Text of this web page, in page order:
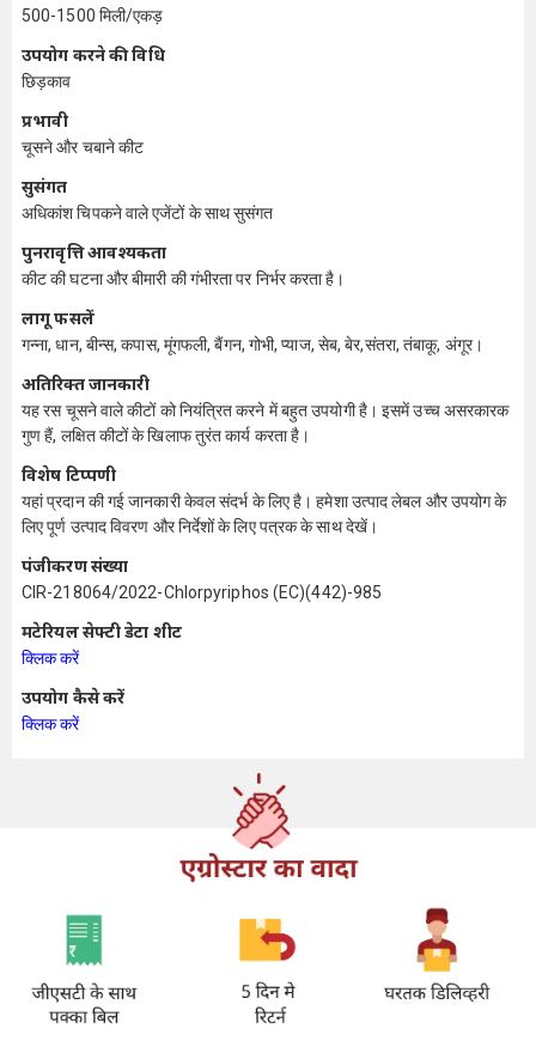
500-1500 मिली/एकड़
उपयोग करने की विधि
छिड़काव
प्रभावी
चूसने और चबाने कीट
सुसंगत
अधिकांश चिपकने वाले एजेंटों के साथ सुसंगत
पुनरावृत्ति आवश्यकता
कीट की घटना और बीमारी की गंभीरता पर निर्भर करता है।
लागू फसलें
गन्ना, धान, बीन्स, कपास, मूंगफली, बैंगन, गोभी, प्याज, सेब, बेर,संतरा, तंबाकू, अंगूर।
अतिरिक्त जानकारी
यह रस चूसने वाले कीटों को नियंत्रित करने में बहुत उपयोगी है। इसमें उच्च असरकारक
गुण हैं, लक्षित कीटों के खिलाफ तुरंत कार्य करता है।
विशेष टिप्पणी
यहां प्रदान की गई जानकारी केवल संदर्भ के लिए है। हमेशा उत्पाद लेबल और उपयोग के
लिए पूर्ण उत्पाद विवरण और निर्देशों के लिए पत्रक के साथ देखें।
पंजीकरण संख्या
CIR-218064/2022-Chlorpyriphos (EC)(442)-985
मटेरियल सेफ्टी डेटा शीट
क्लिक करें
उपयोग कैसे करें
क्लिक करें